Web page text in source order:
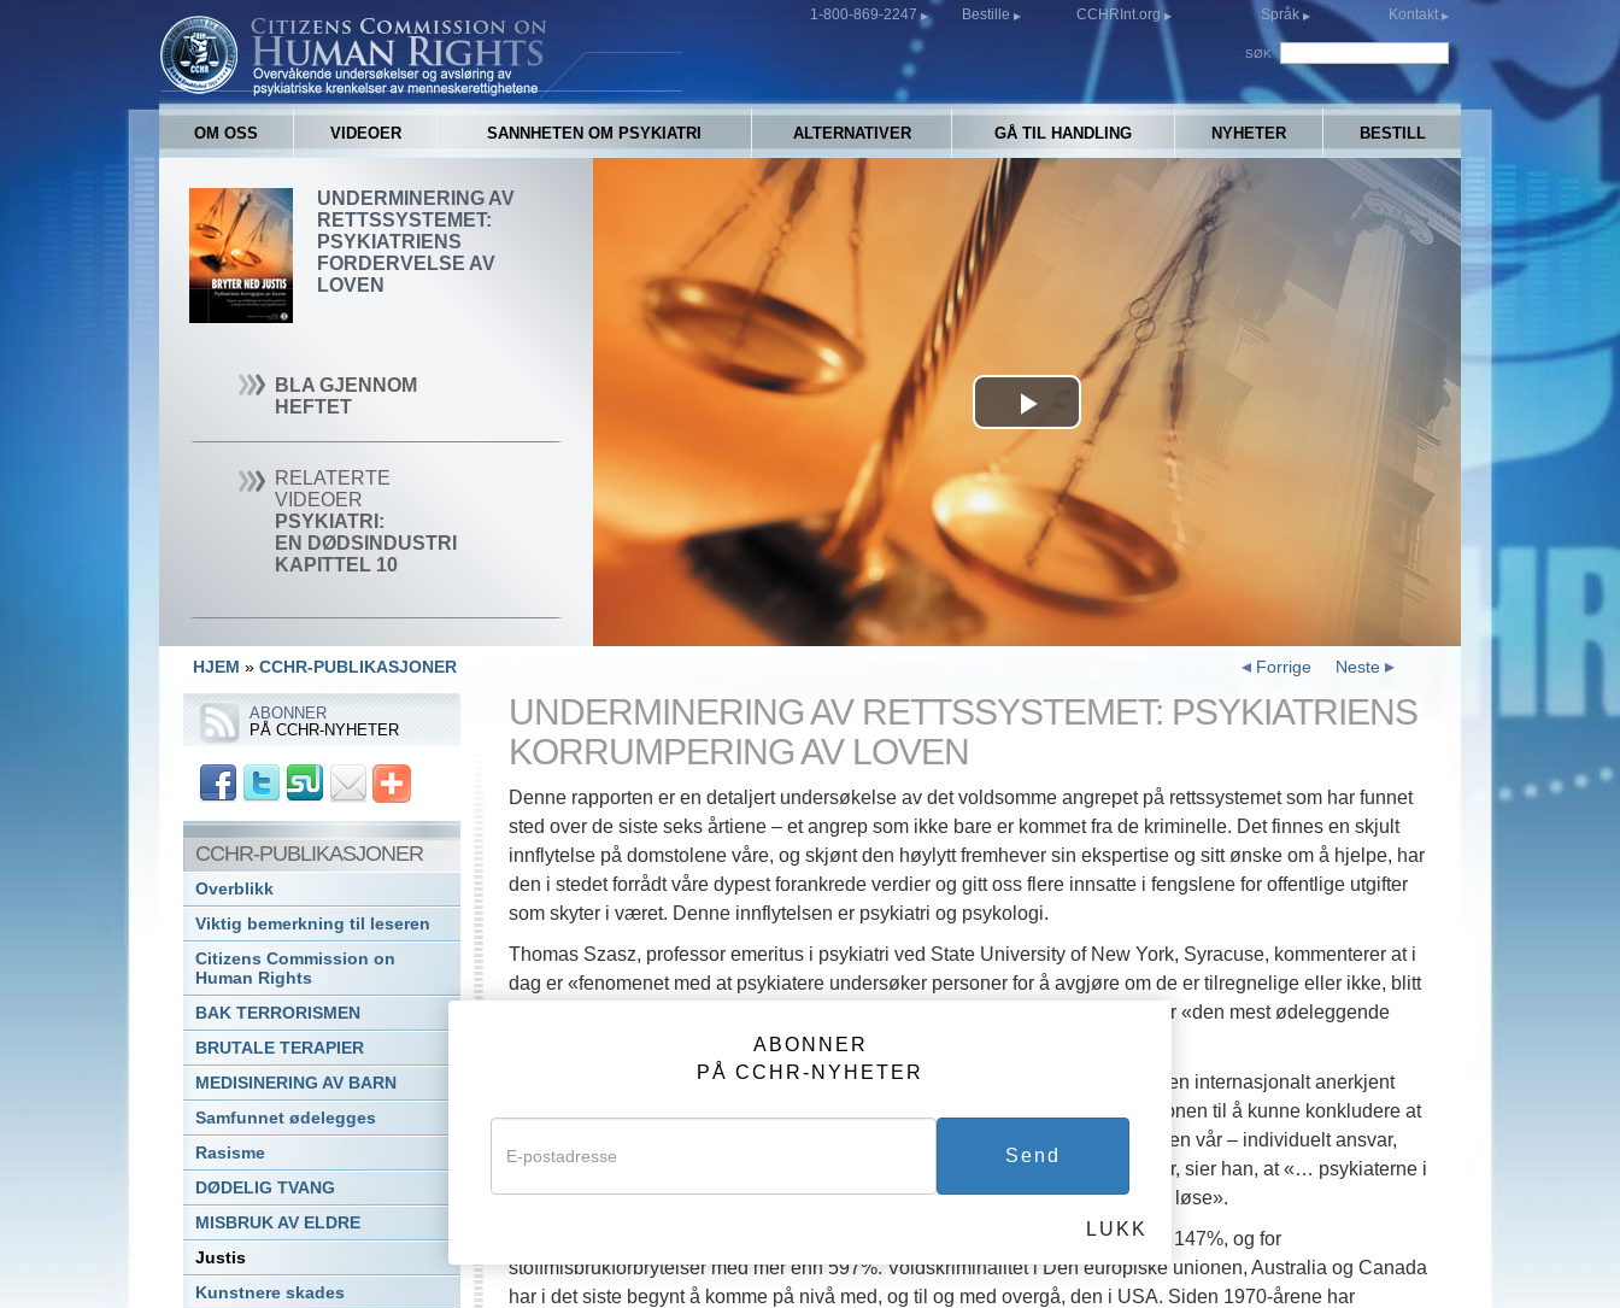
1-800-869-2247 Bestille CCHRInt.org Språk Kontakt
SØK
OM OSS VIDEOER SANNHETEN OM PSYKIATRI ALTERNATIVER GÅ TIL HANDLING NYHETER BESTILL
UNDERMINERING AV
RETTSSYSTEMET:
PSYKIATRIENS
FORDERVELSE AV
LOVEN
BLA GJENNOM
HEFTET
RELATERTE
VIDEOER
PSYKIATRI:
EN DØDSINDUSTRI
KAPITTEL 10
Play
Video
HJEM » CCHR-PUBLIKASJONER Neste
Forrige
UNDERMINERING AV RETTSSYSTEMET: PSYKIATRIENS
KORRUMPERING AV LOVEN
Denne rapporten er en detaljert undersøkelse av det voldsomme angrepet på rettssystemet som har funnet
sted over de siste seks årtiene – et angrep som ikke bare er kommet fra de kriminelle. Det finnes en skjult
innflytelse på domstolene våre, og skjønt den høylytt fremhever sin ekspertise og sitt ønske om å hjelpe, har
den i stedet forrådt våre dypest forankrede verdier og gitt oss flere innsatte i fengslene for offentlige utgifter
som skyter i været. Denne innflytelsen er psykiatri og psykologi.
Thomas Szasz, professor emeritus i psykiatri ved State University of New York, Syracuse, kommenterer at i
dag er «fenomenet med at psykiatere undersøker personer for å avgjøre om de er tilregnelige eller ikke, blitt
et vanlig trekk i det sosiale landskapet vårt …» Han sier samtidig at psykiatri er «den mest ødeleggende
enkeltstående maktfaktoren som har påvirket samfunnet de siste 60 årene».
Sjokkerende? Uten tvil. Men også vel underbygd og innsiktsfullt. Dr. Szasz er en internasjonalt anerkjent
forfatter av over 30 bøker. Han har både den nødvendige erfaringen og posisjonen til å kunne konkludere at
den psykiatriske profesjon jevnt og trutt har underminert fundamentet for kulturen vår – individuelt ansvar,
prestasjonsstandarder for oppnåelse, utdannelse og rettferdighet. Resultatet er, sier han, at «… psykiaterne i
stor grad har vært ansvarlige for å skape problemene de angivelig har prøvd å løse».
Siden 1965 har kriminalitetsraten i USA blant de under 18 år økt med mer enn 147%, og for
stoffmisbrukforbrytelser med mer enn 597%. Voldskriminalitet i Den europiske unionen, Australia og Canada
har i det siste begynt å komme på nivå med, og til og med overgå, den i USA. Siden 1970-årene har
ABONNER
PÅ CCHR-NYHETER
CCHR-PUBLIKASJONER
Overblikk
Viktig bemerkning til leseren
Citizens Commission on
Human Rights
BAK TERRORISMEN
BRUTALE TERAPIER
MEDISINERING AV BARN
Samfunnet ødelegges
Rasisme
DØDELIG TVANG
MISBRUK AV ELDRE
Justis
Kunstnere skades
ABONNER
PÅ CCHR-NYHETER
Send
LUKK